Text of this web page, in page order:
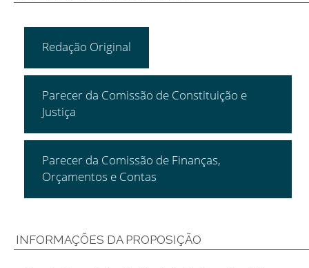
Redação Original
Parecer da Comissão de Constituição e
Justiça
Parecer da Comissão de Finanças,
Orçamentos e Contas
INFORMAÇÕES DA PROPOSIÇÃO